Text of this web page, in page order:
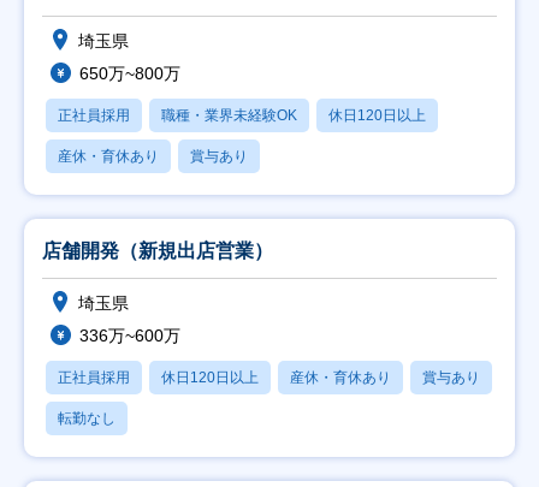
埼玉県
650万~800万
正社員採用 職種・業界未経験OK 休日120日以上
産休・育休あり 賞与あり
店舗開発（新規出店営業）
埼玉県
336万~600万
正社員採用 休日120日以上 産休・育休あり 賞与あり
転勤なし